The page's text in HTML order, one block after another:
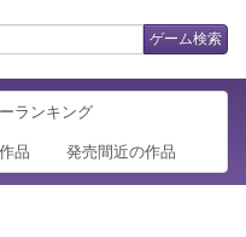
ゲーム検索
ランキング
品 発売間近の作品